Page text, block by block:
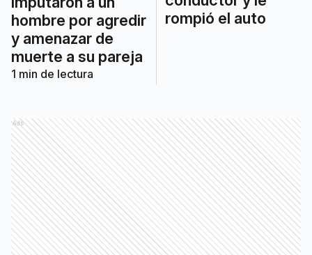
hombre por agredir
y amenazar de
muerte a su pareja
1 min de lectura
rompió el auto
Ads